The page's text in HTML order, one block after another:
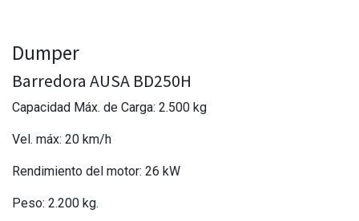
Dumper
Barredora AUSA BD250H
Capacidad Máx. de Carga: 2.500 kg
Vel. máx: 20 km/h
Rendimiento del motor: 26 kW
Peso: 2.200 kg.